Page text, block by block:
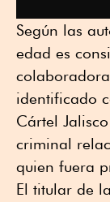
Según las
edad es
identificado
Cártel
criminal
quien fuera
El titular de